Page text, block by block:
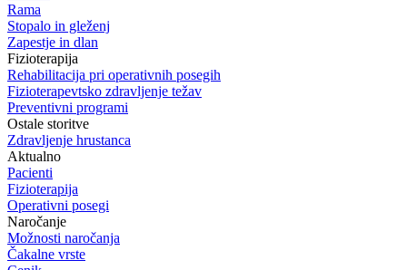
Rama
Stopalo in gleženj
Zapestje in dlan
Fizioterapija
Rehabilitacija pri operativnih posegih
Fizioterapevtsko zdravljenje težav
Preventivni programi
Ostale storitve
Zdravljenje hrustanca
Aktualno
Pacienti
Fizioterapija
Operativni posegi
Naročanje
Možnosti naročanja
Čakalne vrste